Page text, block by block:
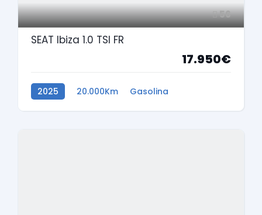
56
SEAT Ibiza 1.0 TSI FR
17.950€
2025 20.000Km Gasolina